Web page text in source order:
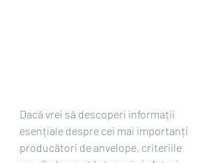
Dacă vrei să descoperi informații
esențiale despre cei mai importanți
producători de anvelope, criteriile